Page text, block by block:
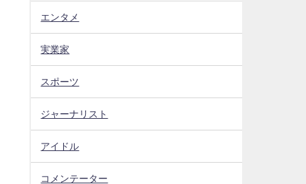
エンタメ
実業家
スポーツ
ジャーナリスト
アイドル
コメンテーター